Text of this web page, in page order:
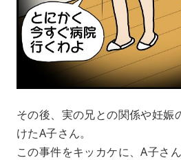
その後、実の兄との関係や妊娠
けたA子さん。
この事件をキッカケに、A子さ